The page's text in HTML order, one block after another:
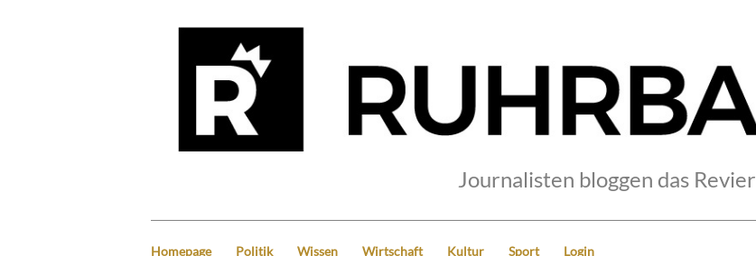
Journalisten bloggen das Revier
Homepage Politik Wissen Wirtschaft Kultur Sport Login